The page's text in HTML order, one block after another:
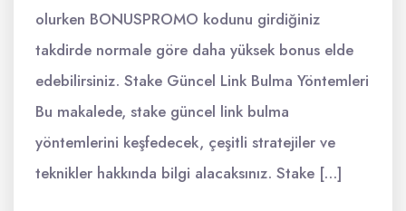
olurken BONUSPROMO kodunu girdiğiniz
takdirde normale göre daha yüksek bonus elde
edebilirsiniz. Stake Güncel Link Bulma Yöntemleri
Bu makalede, stake güncel link bulma
yöntemlerini keşfedecek, çeşitli stratejiler ve
teknikler hakkında bilgi alacaksınız. Stake […]